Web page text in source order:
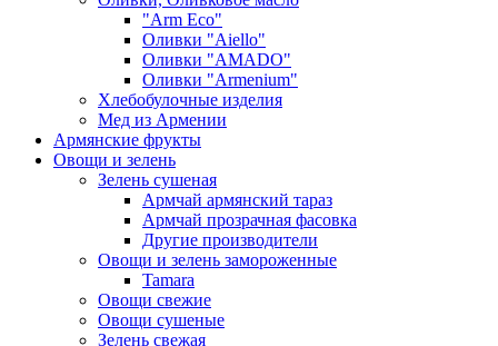
"Arm Eco"
Оливки "Aiello"
Оливки "AMADO"
Оливки "Armenium"
Хлебобулочные изделия
Мед из Армении
Армянские фрукты
Овощи и зелень
Зелень сушеная
Армчай армянский тараз
Армчай прозрачная фасовка
Другие производители
Овощи и зелень замороженные
Tamara
Овощи свежие
Овощи сушеные
Зелень свежая